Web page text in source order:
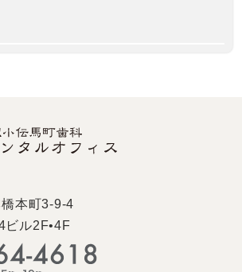
本町3-9-4
ビル2F•4F